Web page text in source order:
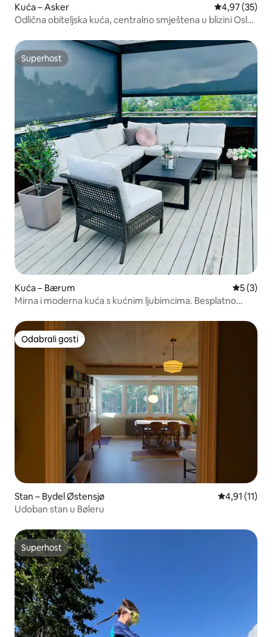
Kuća – Asker Prosječna
4,97 (35)
Odlična obiteljska kuća, centralno smještena u blizini Osla,
Superhost
Superhost
Kuća – Bærum
5 (3)
Mirna i moderna kuća s kućnim ljubimcima. Besplatno
Odabrali gosti
Odabrali gosti
Stan – Bydel Østensjø Prosječna
4,91 (11)
Udoban stan u Bøleru
Superhost
Superhost